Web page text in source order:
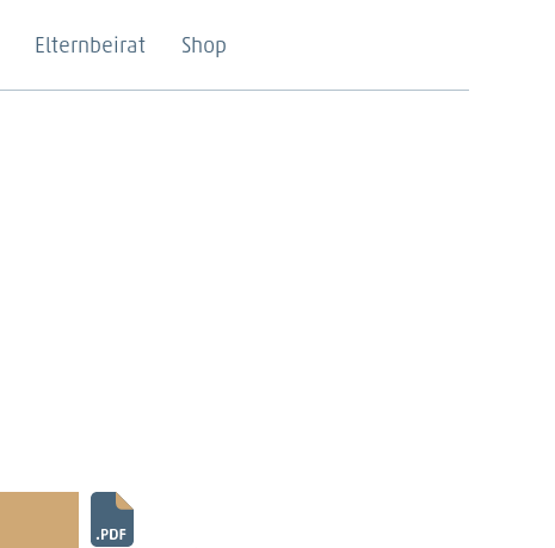
Elternbeirat Shop